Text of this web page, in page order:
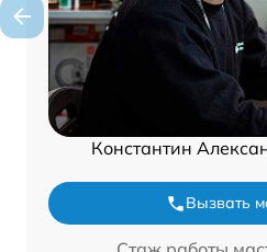
Константин
Вызвать